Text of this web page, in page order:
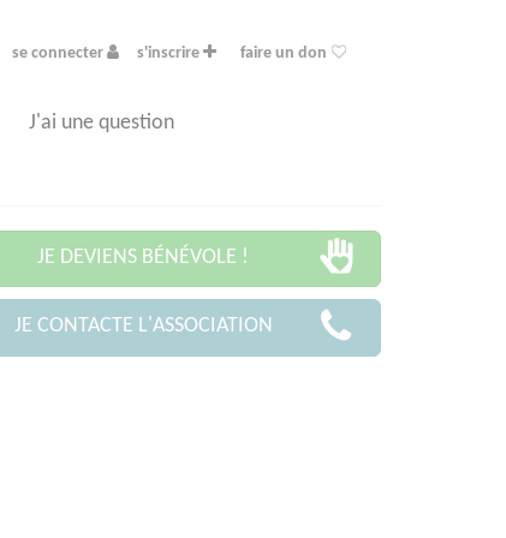
se connecter s'inscrire faire un don
J'ai une question
JE DEVIENS BÉNÉVOLE !
JE CONTACTE L'ASSOCIATION